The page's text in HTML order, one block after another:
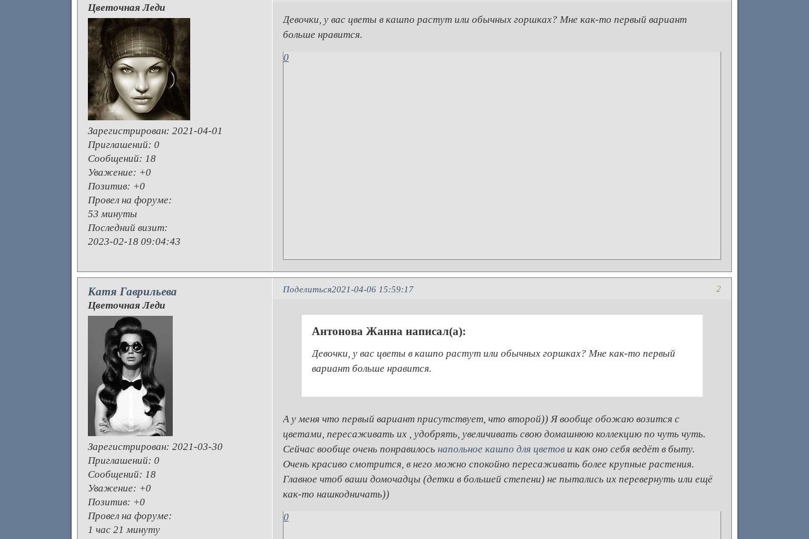
Цветочная Леди
Зарегистрирован: 2021-04-01
Приглашений: 0
Сообщений: 18
Уважение: +0
Позитив: +0
Провел на форуме:
53 минуты
Последний визит:
2023-02-18 09:04:43
Девочки, у вас цветы в кашпо растут или обычных горшках? Мне как-то первый вариант
больше нравится.
0
Поделиться 2
2021-04-06 15:59:17
Катя Гаврильева
Цветочная Леди
Зарегистрирован: 2021-03-30
Приглашений: 0
Сообщений: 18
Уважение: +0
Позитив: +0
Провел на форуме:
1 час 21 минуту
Антонова Жанна написал(а):
Девочки, у вас цветы в кашпо растут или обычных горшках? Мне как-то первый
вариант больше нравится.
А у меня что первый вариант присутствует, что второй)) Я вообще обожаю возится с
цветами, пересаживать их , удобрять, увеличивать свою домашнюю коллекцию по чуть чуть.
Сейчас вообще очень понравилось напольное кашпо для цветови как оно себя ведёт в быту.
Очень красиво смотрится, в него можно спокойно пересаживать более крупные растения.
Главное чтоб ваши домочадцы (детки в большей степени) не пытались их перевернуть или ещё
как-то нашкодничать))
0